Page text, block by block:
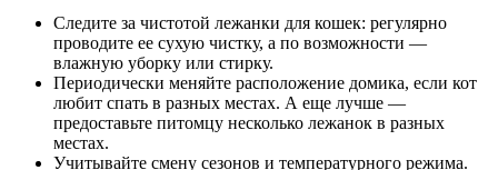
Следите за чистотой лежанки для кошек: регулярно
проводите ее сухую чистку, а по возможности —
влажную уборку или стирку.
Периодически меняйте расположение домика, если кот
любит спать в разных местах. А еще лучше —
предоставьте питомцу несколько лежанок в разных
местах.
Учитывайте смену сезонов и температурного режима.